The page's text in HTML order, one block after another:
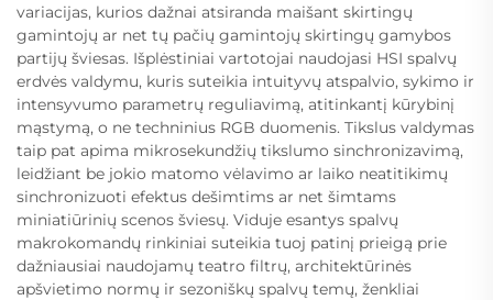
variacijas, kurios dažnai atsiranda maišant skirtingų
gamintojų ar net tų pačių gamintojų skirtingų gamybos
partijų šviesas. Išplėstiniai vartotojai naudojasi HSI spalvų
erdvės valdymu, kuris suteikia intuityvų atspalvio, sykimo ir
intensyvumo parametrų reguliavimą, atitinkantį kūrybinį
mąstymą, o ne techninius RGB duomenis. Tikslus valdymas
taip pat apima mikrosekundžių tikslumo sinchronizavimą,
leidžiant be jokio matomo vėlavimo ar laiko neatitikimų
sinchronizuoti efektus dešimtims ar net šimtams
miniatiūrinių scenos šviesų. Viduje esantys spalvų
makrokomandų rinkiniai suteikia tuoj patinį prieigą prie
dažniausiai naudojamų teatro filtrų, architektūrinės
apšvietimo normų ir sezoniškų spalvų temų, ženkliai